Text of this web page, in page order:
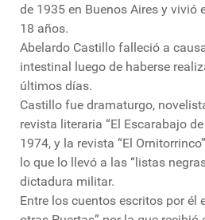
de 1935 en Buenos Aires y vivió
18 años.
Abelardo Castillo falleció a
intestinal luego de haberse
últimos días.
Castillo fue dramaturgo,
revista literaria “El Escarabajo
1974, y la revista “El
lo que lo llevó a las “listas
dictadura militar.
Entre los cuentos escritos por él